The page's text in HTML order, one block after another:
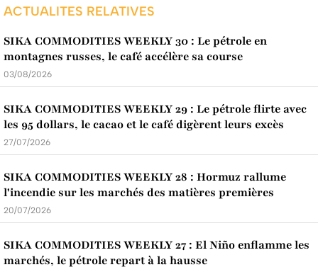
ACTUALITES RELATIVES
SIKA COMMODITIES WEEKLY 30 : Le pétrole en
montagnes russes, le café accélère sa course
03/08/2026
SIKA COMMODITIES WEEKLY 29 : Le pétrole flirte avec
les 95 dollars, le cacao et le café digèrent leurs excès
27/07/2026
SIKA COMMODITIES WEEKLY 28 : Hormuz rallume
l'incendie sur les marchés des matières premières
20/07/2026
SIKA COMMODITIES WEEKLY 27 : El Niño enflamme les
marchés, le pétrole repart à la hausse